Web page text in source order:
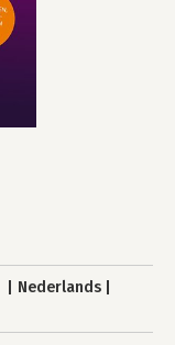
Nederlands